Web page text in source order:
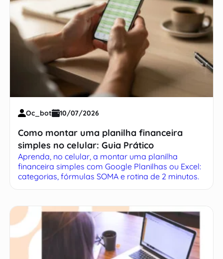
Oc_bot 10/07/2026
Como montar uma planilha financeira
simples no celular: Guia Prático
Aprenda, no celular, a montar uma planilha
financeira simples com Google Planilhas ou Excel:
categorias, fórmulas SOMA e rotina de 2 minutos.